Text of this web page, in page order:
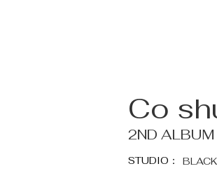
Co
2ND ALBUM
STUDIO：